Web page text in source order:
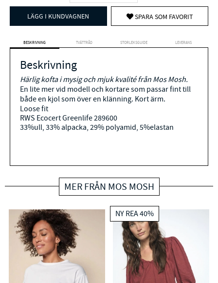
LÄGG I KUNDVAGNEN SPARA SOM FAVORIT
BESKRIVNING TVÄTTRÅD STORLEKSGUIDE LEVERANS
Beskrivning
Härlig kofta i mysig och mjuk kvalité från Mos Mosh.
En lite mer vid modell och kortare som passar fint till
både en kjol som över en klänning. Kort ärm.
Loose fit
RWS Ecocert Greenlife 289600
33%ull, 33% alpacka, 29% polyamid, 5%elastan
MER FRÅN MOS MOSH
NY REA 40%